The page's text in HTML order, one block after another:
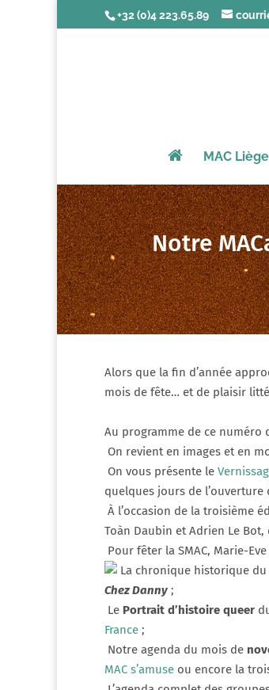
+32 (0)4 223.65.89
MAC Liège
Notre
Alors que la fin d’année
mois de fête… et de plaisir
Au programme de ce numéro
On revient en images et en
On vous présente le
quelques jours de l’ouverture
À l’occasion de la troisième
Toàn Daubin et Adrien Le
Pour fêter la SMAC, Marie-
La chronique historique du
Chez Danny ;
Le Portrait d’histoire queer
France ;
Notre agenda du mois de
MAC s’amuse ou encore la